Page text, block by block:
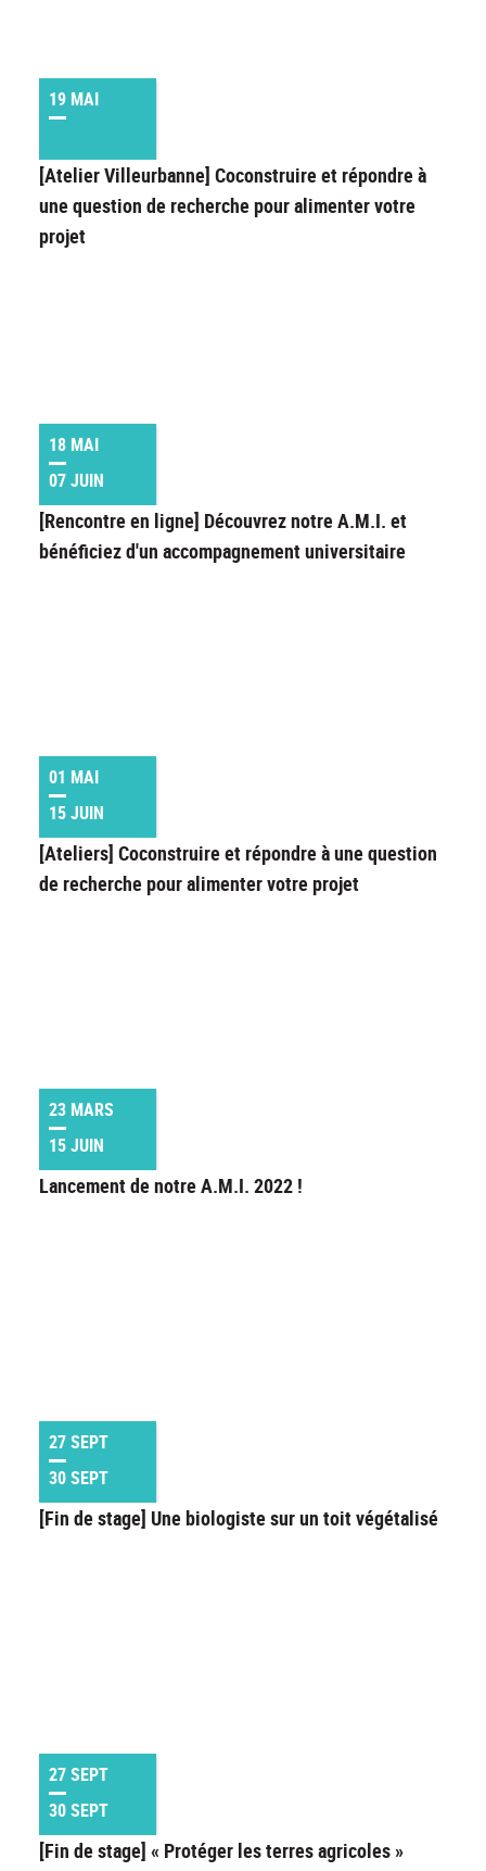
19 MAI
[Atelier Villeurbanne] Coconstruire et répondre à
une question de recherche pour alimenter votre
projet
18 MAI
07 JUIN
[Rencontre en ligne] Découvrez notre A.M.I. et
bénéficiez d'un accompagnement universitaire
01 MAI
15 JUIN
[Ateliers] Coconstruire et répondre à une question
de recherche pour alimenter votre projet
23 MARS
15 JUIN
Lancement de notre A.M.I. 2022 !
27 SEPT
30 SEPT
[Fin de stage] Une biologiste sur un toit végétalisé
27 SEPT
30 SEPT
[Fin de stage] « Protéger les terres agricoles »